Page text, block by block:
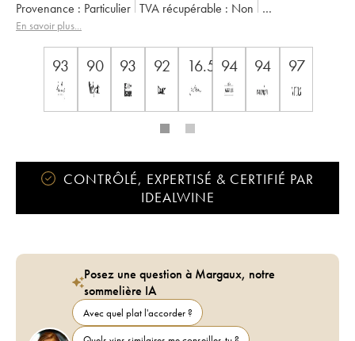
Provenance : particulier TVA récupérable :
non
Région :
Bordeaux
Propriétaire :
Famille Cuvelier
En savoir plus...
93 90 93 92 16.5 94 94 97
CONTRÔLÉ, EXPERTISÉ & CERTIFIÉ PAR
IDEALWINE
Posez une question à Margaux, notre
sommelière IA
Avec quel plat l'accorder ?